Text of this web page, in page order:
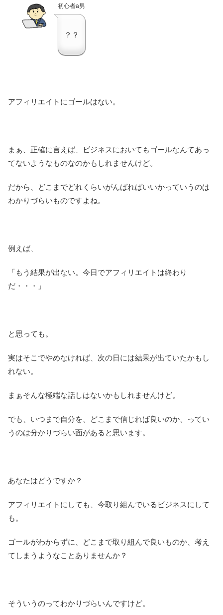
初心者a男
？？
アフィリエイトにゴールはない。
まぁ、正確に言えば、ビジネスにおいてもゴールなんてあっ
てないようなものなのかもしれませんけど。
だから、どこまでどれくらいがんばればいいかっていうのは
わかりづらいものですよね。
例えば、
「もう結果が出ない。今日でアフィリエイトは終わり
だ・・・」
と思っても。
実はそこでやめなければ、次の日には結果が出ていたかもし
れない。
まぁそんな極端な話しはないかもしれませんけど。
でも、いつまで自分を、どこまで信じれば良いのか、ってい
うのは分かりづらい面があると思います。
あなたはどうですか？
アフィリエイトにしても、今取り組んでいるビジネスにして
も。
ゴールがわからずに、どこまで取り組んで良いものか、考え
てしまうようなことありませんか？
そういうのってわかりづらいんですけど。